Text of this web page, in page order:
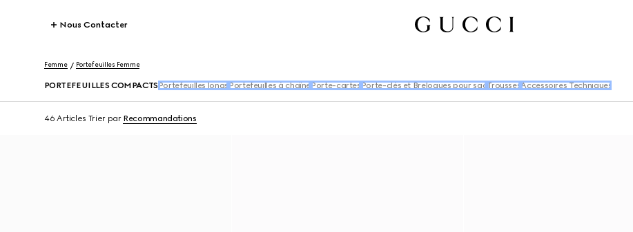
Nous Contacter
Femme Portefeuilles Femme
PORTEFEUILLES COMPACTS Portefeuilles longs Portefeuilles à chaîne Porte-cartes Porte-clés et Breloques pour sac Trousses Accessoires Techniques
46 Articles Trier par Recommandations